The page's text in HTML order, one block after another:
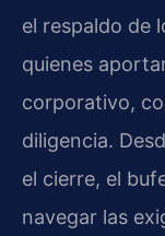
el respaldo de
quienes
corporativo,
diligencia.
el cierre, el
navegar las